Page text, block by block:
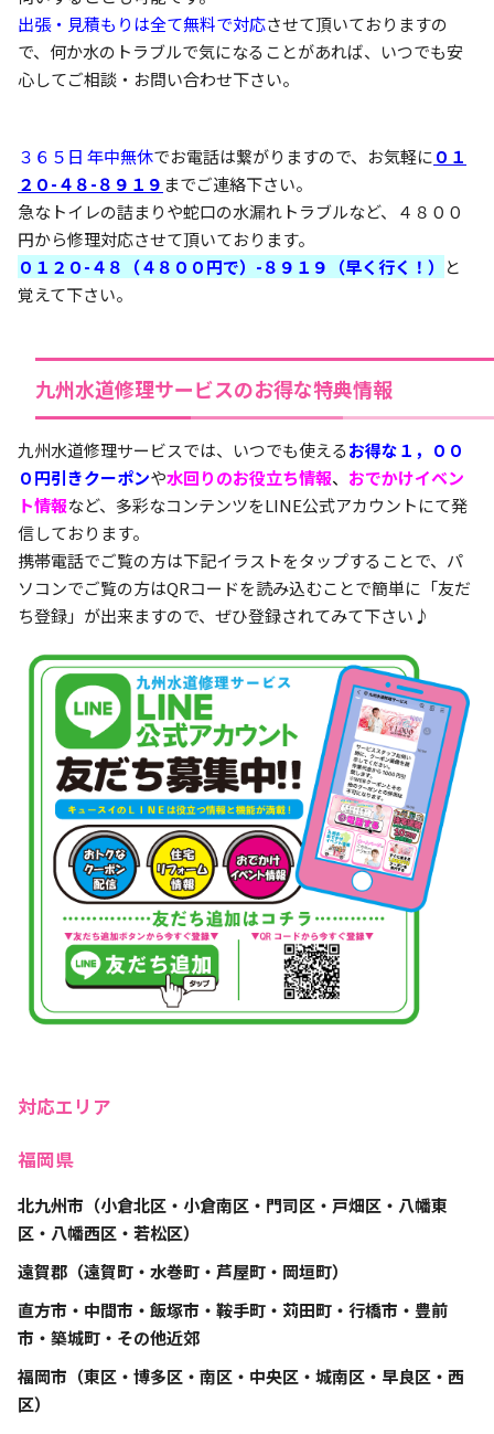
出張・見積もりは全て無料で対応させて頂いておりますの
で、何か水のトラブルで気になることがあれば、いつでも安
心してご相談・お問い合わせ下さい。
３６５日 年中無休でお電話は繋がりますので、お気軽に０１
２０-４８-８９１９ までご連絡下さい。
急なトイレの詰まりや蛇口の水漏れトラブルなど、４８００
円から修理対応させて頂いております。
０１２０-４８（４８００円で）-８９１９（早く行く！）
と
覚えて下さい。
九州水道修理サービスのお得な特典情報
九州水道修理サービスでは、いつでも使えるお得な１，００
０円引きクーポンや水回りのお役立ち情報、 おでかけイベン
ト情報など、多彩なコンテンツをLINE公式アカウントにて発
信しております。
携帯電話でご覧の方は下記イラストをタップすることで、パ
ソコンでご覧の方はQRコードを読み込むことで簡単に「友だ
ち登録」が出来ますので、ぜひ登録されてみて下さい♪
対応エリア
福岡県
北九州市（小倉北区・小倉南区・門司区・戸畑区・八幡東
区・八幡西区・若松区）
遠賀郡（遠賀町・水巻町・芦屋町・岡垣町）
直方市・中間市・飯塚市・鞍手町・苅田町・行橋市・豊前
市・築城町・その他近郊
福岡市（東区・博多区・南区・中央区・城南区・早良区・西
区）